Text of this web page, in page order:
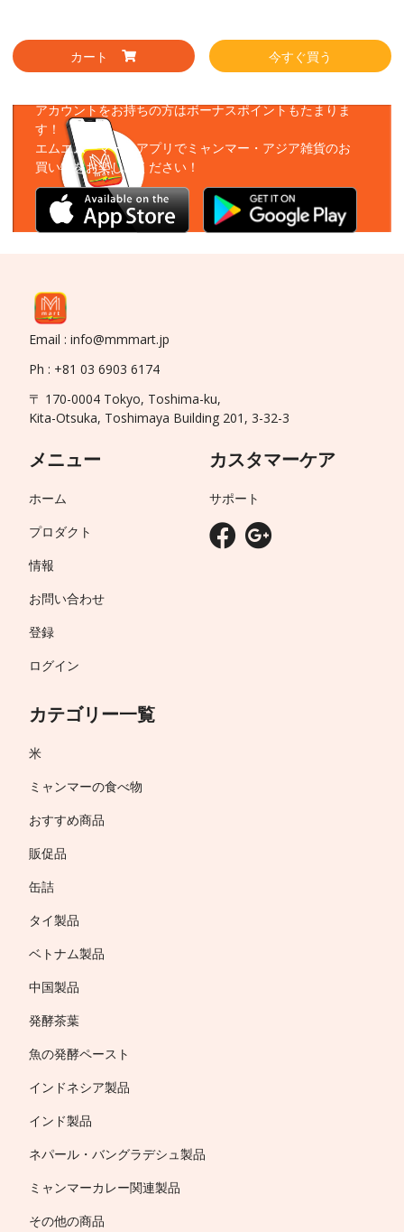
カート 今すぐ買う
アカウントをお持ちの方はボーナスポイントもたまりま
す！
エムエムーマートアプリでミャンマー・アジア雑貨のお
買い物をお楽しみください！
Email : info@mmmart.jp
Ph : +81 03 6903 6174
〒 170-0004 Tokyo, Toshima-ku,
Kita-Otsuka, Toshimaya Building 201, 3-32-3
メニュー
ホーム
プロダクト
情報
お問い合わせ
登録
ログイン
カテゴリー一覧
米
ミャンマーの食べ物
おすすめ商品
販促品
缶詰
タイ製品
ベトナム製品
中国製品
発酵茶葉
魚の発酵ペースト
インドネシア製品
インド製品
ネパール・バングラデシュ製品
ミャンマーカレー関連製品
その他の商品
カスタマーケア
サポート